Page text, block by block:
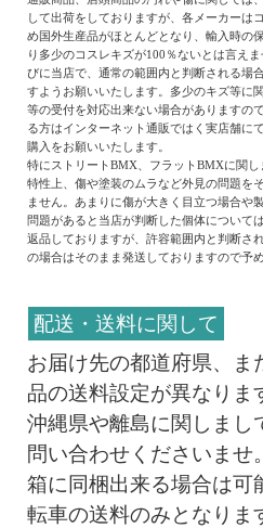
して出荷をしておりますが、各メーカーは
め国外生産品がほとんどとなり、輸入時の
り多少のコスレキズが100％ないとは言え
びに当店で、通常の範囲内と判断される場
すようお願いいたします。多少のキズ等に
等の受付を対応出来ない場合がありますの
る方はインターネット通販ではく実店舗に
購入をお願いいたします。
特にストリートBMX、フラットBMXに関
特性上、傷や塗装のムラなど外見の問題を
ません。あまりに傷が大きく目立つ場合や
問題があると当店が判断した個体について
返品しておりますが、許容範囲内と判断さ
の場合はそのまま発送しておりますので予
配送・送料に関して
お届け先の都道府県、
品の送料設定が異なりま
沖縄県や離島に関しまし
問い合わせくださいま
箱に同梱出来る場合は可
転車の送料のみとなりま